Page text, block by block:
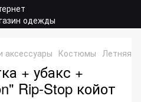
аксессуары Костюмы Летняя
+ убакс +
Rip-Stop койот